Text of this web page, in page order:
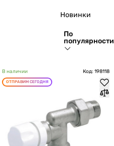
Новинки
По
популярности
В наличии Код: 198118
ОТПРАВИМ СЕГОДНЯ